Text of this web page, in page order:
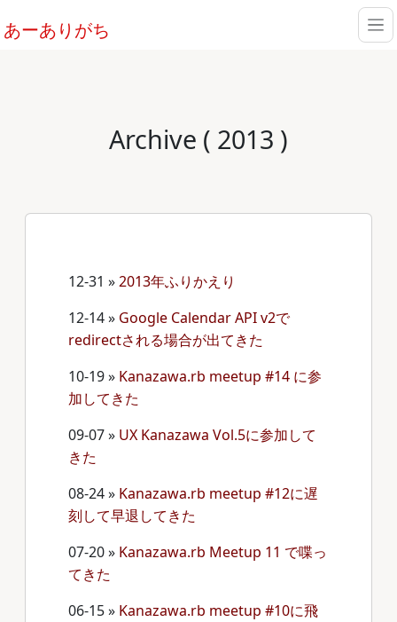
あーありがち
Archive ( 2013 )
12-31 »2013年ふりかえり
12-14» Google Calendar API v2で
redirectされる場合が出てきた
10-19» Kanazawa.rb meetup #14 に参
加してきた
09-07» UX Kanazawa Vol.5に参加して
きた
08-24» Kanazawa.rb meetup #12に遅
刻して早退してきた
07-20» Kanazawa.rb Meetup 11 で喋っ
てきた
06-15» Kanazawa.rb meetup #10に飛